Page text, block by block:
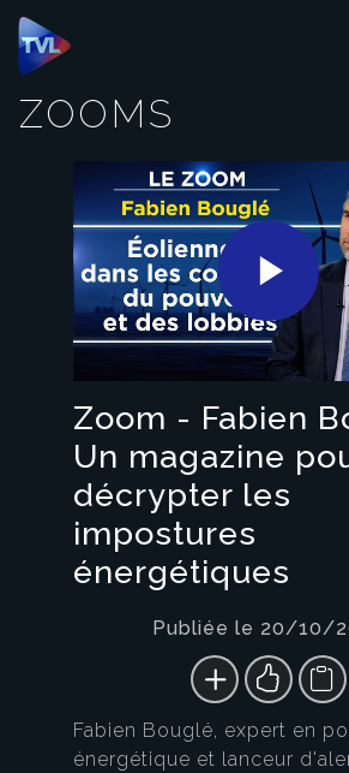
Panneau de gestion des cookies
ZOOMS
Zoom - Fabien
Un magazine
décrypter les
impostures
énergétiques
Publiée le 20/10/
Fabien Bouglé, expert en
énergétique et lanceur